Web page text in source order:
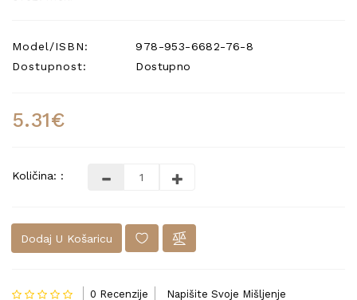
Model/ISBN:
978-953-6682-76-8
Dostupnost:
Dostupno
5.31€
Količina: :
Dodaj U Košaricu
0 Recenzije Napišite Svoje Mišljenje